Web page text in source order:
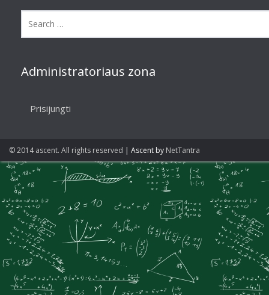
Administratoriaus zona
Prisijungti
© 2014 ascent. All rights reserved | Ascent by NetTantra